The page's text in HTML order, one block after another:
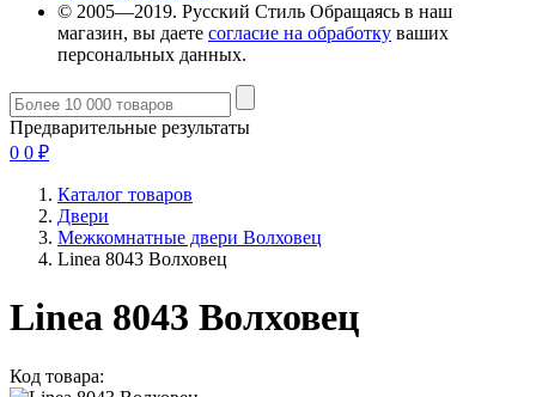
© 2005—2019. Русский Стиль Обращаясь в наш
магазин, вы даете согласие на обработку ваших
персональных данных.
Предварительные результаты
0 0 ₽
Каталог товаров
Двери
Межкомнатные двери Волховец
Linea 8043 Волховец
Linea 8043 Волховец
Код товара: